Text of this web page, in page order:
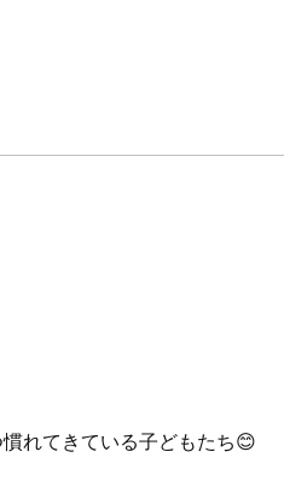
れてきている子どもたち😊